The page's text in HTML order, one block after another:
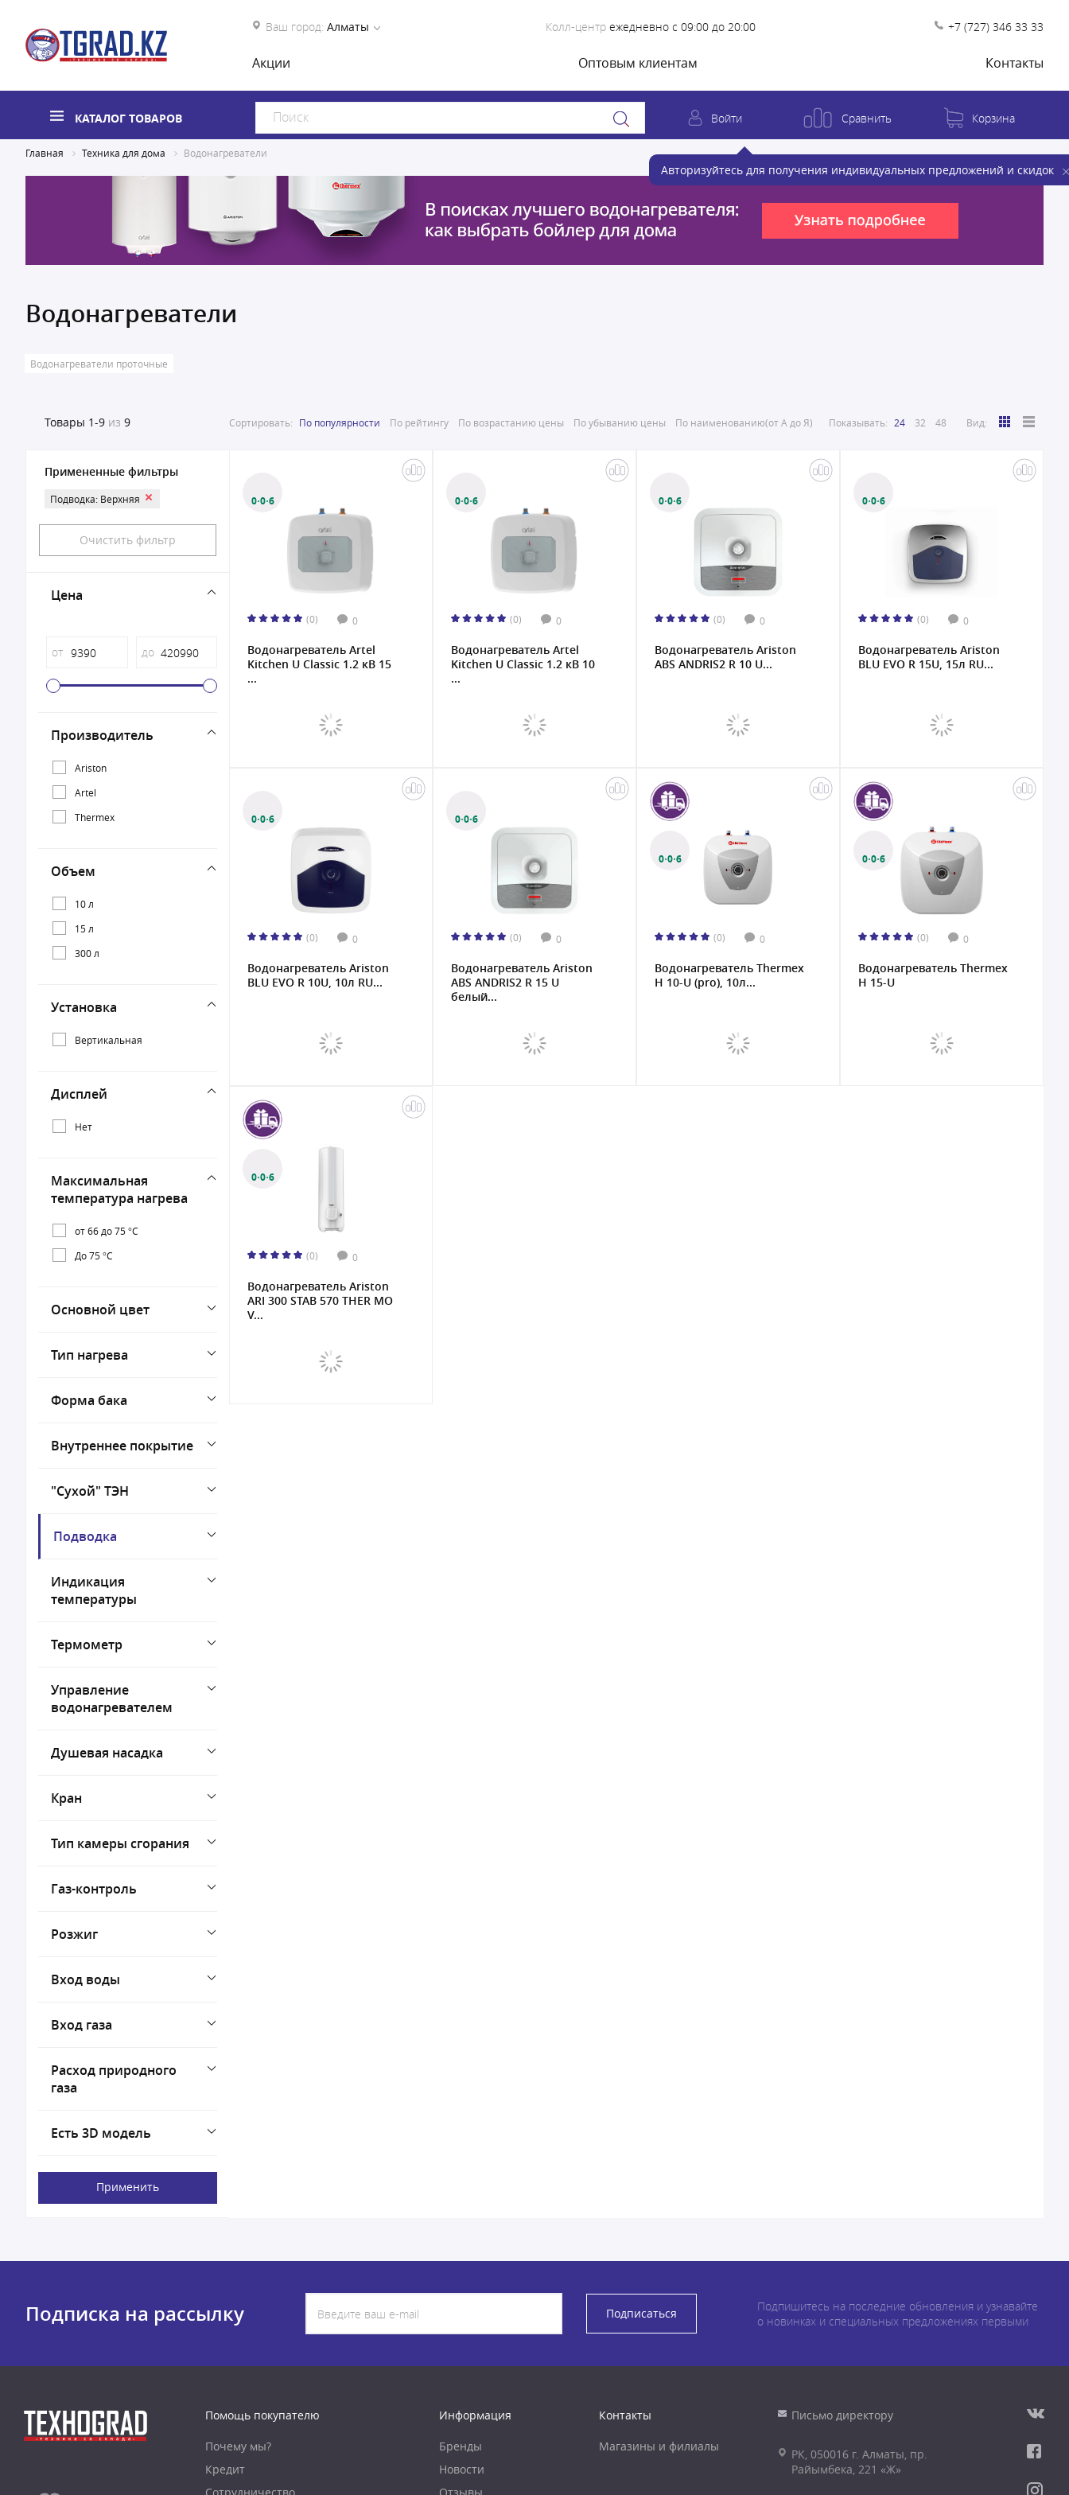
Ваш город: Алматы Колл-центр ежедневно с 09:00 до 20:00 +7 (727) 346 33 33
Акции Оптовым клиентам Контакты
КАТАЛОГ ТОВАРОВ Войти
Авторизуйтесь для получения индивидуальных предложений и скидок
Сравнить Корзина
Главная Техника для дома Водонагреватели
Водонагреватели
Водонагреватели проточные
Товары 1-9 из 9 Сортировать: По популярности По рейтингу По возрастанию цены По убыванию цены По наименованию(от А до Я) Показывать: 24 32 48 Вид:
Примененные фильтры
Подводка: Верхняя
Очистить фильтр
Цена
от до
Производитель
Ariston
Artel
Thermex
Объем
10 л
15 л
300 л
Установка
Вертикальная
Дисплей
Нет
Максимальная
температура нагрева
от 66 до 75 °С
До 75 °С
Основной цвет
Тип нагрева
Форма бака
Внутреннее покрытие
"Сухой" ТЭН
Подводка
Индикация
температуры
Термометр
Управление
водонагревателем
Душевая насадка
Кран
Тип камеры сгорания
Газ-контроль
Розжиг
Вход воды
Вход газа
Расход природного
газа
Есть 3D модель
Применить
0·0·6
(0) 0
Водонагреватель Artel
Kitchen U Classic 1.2 кВ 15
...
0·0·6
(0) 0
Водонагреватель Artel
Kitchen U Classic 1.2 кВ 10
...
0·0·6
(0) 0
Водонагреватель Ariston
ABS ANDRIS2 R 10 U...
0·0·6
(0) 0
Водонагреватель Ariston
BLU EVO R 15U, 15л RU...
0·0·6
(0) 0
Водонагреватель Ariston
BLU EVO R 10U, 10л RU...
0·0·6
(0) 0
Водонагреватель Ariston
ABS ANDRIS2 R 15 U
белый...
0·0·6
(0) 0
Водонагреватель Thermex
H 10-U (pro), 10л...
0·0·6
(0) 0
Водонагреватель Thermex
H 15-U
0·0·6
(0) 0
Водонагреватель Ariston
ARI 300 STAB 570 THER MO
V...
Подписка на рассылку Подписаться
Подпишитесь на последние обновления и узнавайте
о новинках и специальных предложениях первыми
Помощь покупателю
Почему мы?
Кредит
Информация
Бренды
Новости
Контакты
Магазины и филиалы
Письмо директору
РК, 050016 г. Алматы, пр.
Райымбека, 221 «Ж»